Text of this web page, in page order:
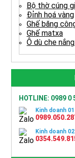
Bộ thờ cúng
Đỉnh hoá vàng
Ghế băng
Ghế matxa
Ô dù che
HOTLINE: 0989 0
Kinh doanh 01
Kinh doanh 02